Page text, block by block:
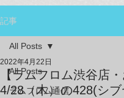
記事
All Posts
ラムフロム通信
All Posts
【ラムフロム渋谷店・
4/28（木）の428(シ
2022年4月22日